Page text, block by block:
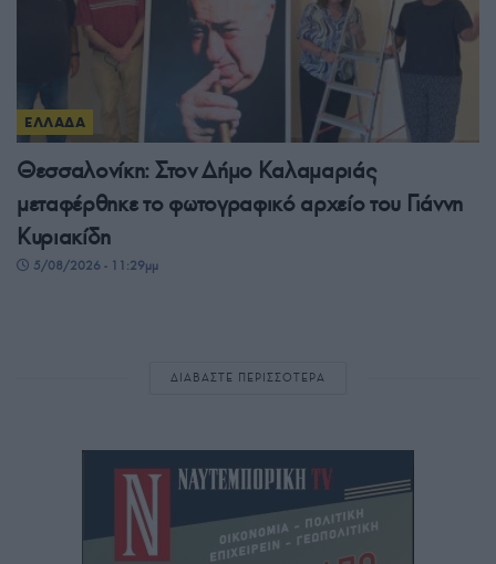
ΕΛΛΑΔΑ
Θεσσαλονίκη: Στον Δήμο Καλαμαριάς
μεταφέρθηκε το φωτογραφικό αρχείο του Γιάννη
Κυριακίδη
5/08/2026 - 11:29μμ
ΔΙΑΒΑΣΤΕ ΠΕΡΙΣΣΟΤΕΡΑ